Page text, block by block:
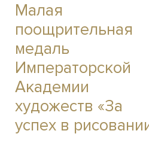
Малая
поощрительная
медаль
Императорской
Академии
художеств «За
успех в